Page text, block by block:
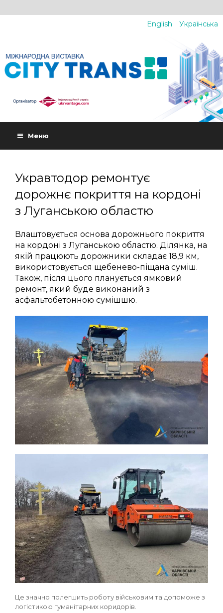
English Українська
Меню
Укравтодор ремонтує
дорожнє покриття на кордоні
з Луганською областю
Влаштовується основа дорожнього покриття
на кордоні з Луганською областю. Ділянка, на
якій працюють дорожники складає 18,9 км,
використовується щебенево-піщана суміш.
Також, після цього планується ямковий
ремонт, який буде виконаний з
асфальтобетонною сумішшю.
Це значно полегшить роботу військовим та допоможе з
логістикою гуманітарних коридорів.